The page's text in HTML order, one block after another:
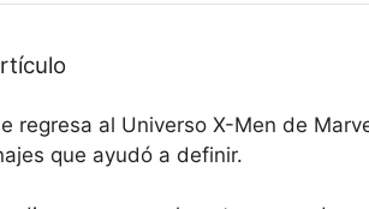
regresa al Universo X-Men de
que ayudó a definir.